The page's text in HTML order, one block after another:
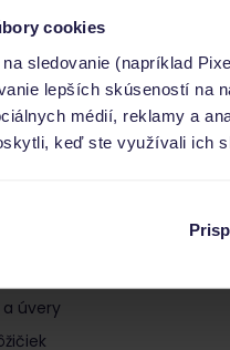
cookies
sledovanie (napríklad
lepších skúseností na
médií, reklamy a
keď ste využívali ich
a úvery